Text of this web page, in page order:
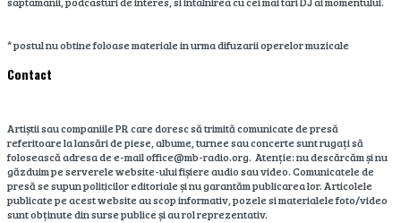
* postul nu obtine foloase materiale in urma difuzarii operelor muzicale
Contact
Artiștii sau companiile PR care doresc să trimită comunicate de presă
referitoare la lansări de piese, albume, turnee sau concerte sunt rugați să
folosească adresa de e-mail office@mb-radio.org. Atenție: nu descărcăm și nu
găzduim pe serverele website-ului fișiere audio sau video. Comunicatele de
presă se supun politicilor editoriale și nu garantăm publicarea lor. Articolele
publicate pe acest website au scop informativ, pozele si materialele foto/video
sunt obținute din surse publice și au rol reprezentativ.